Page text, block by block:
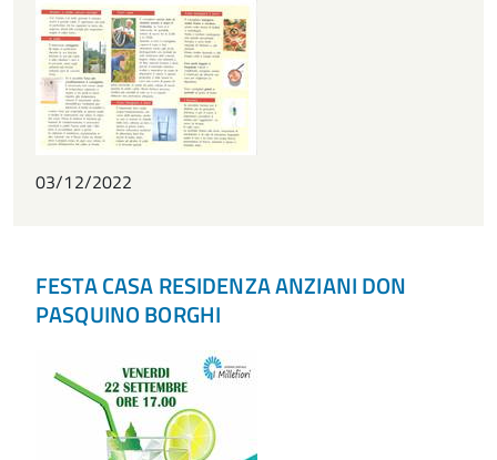
03/12/2022
FESTA CASA RESIDENZA ANZIANI DON
PASQUINO BORGHI